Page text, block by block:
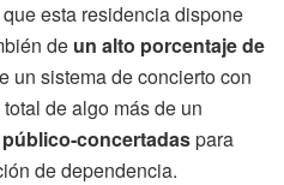
esta residencia dispone
de un alto porcentaje de
un sistema de concierto con
de algo más de un
concertadaspara
de dependencia.